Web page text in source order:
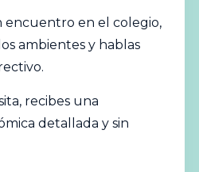
encuentro en el colegio,
ambientes y hablas
recibes una
detallada y sin